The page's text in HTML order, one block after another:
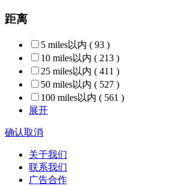
距离
5 miles以内 ( 93 )
10 miles以内 ( 213 )
25 miles以内 ( 411 )
50 miles以内 ( 527 )
100 miles以内 ( 561 )
展开
确认取消
关于我们
联系我们
广告合作